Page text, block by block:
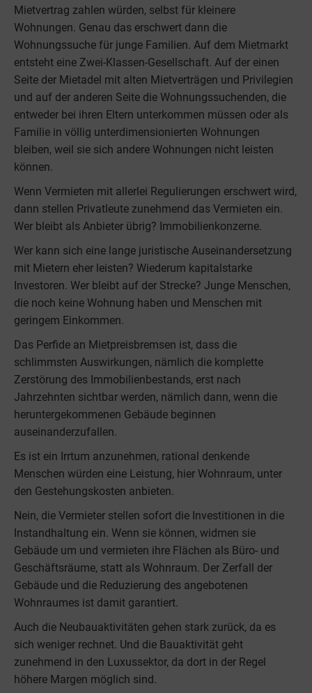
Mietvertrag zahlen würden, selbst für kleinere
Wohnungen. Genau das erschwert dann die
Wohnungssuche für junge Familien. Auf dem Mietmarkt
entsteht eine Zwei-Klassen-Gesellschaft. Auf der einen
Seite der Mietadel mit alten Mietverträgen und Privilegien
und auf der anderen Seite die Wohnungssuchenden, die
entweder bei ihren Eltern unterkommen müssen oder als
Familie in völlig unterdimensionierten Wohnungen
bleiben, weil sie sich andere Wohnungen nicht leisten
können.
Wenn Vermieten mit allerlei Regulierungen erschwert wird,
dann stellen Privatleute zunehmend das Vermieten ein.
Wer bleibt als Anbieter übrig? Immobilienkonzerne.
Wer kann sich eine lange juristische Auseinandersetzung
mit Mietern eher leisten? Wiederum kapitalstarke
Investoren. Wer bleibt auf der Strecke? Junge Menschen,
die noch keine Wohnung haben und Menschen mit
geringem Einkommen.
Das Perfide an Mietpreisbremsen ist, dass die
schlimmsten Auswirkungen, nämlich die komplette
Zerstörung des Immobilienbestands, erst nach
Jahrzehnten sichtbar werden, nämlich dann, wenn die
heruntergekommenen Gebäude beginnen
auseinanderzufallen.
Es ist ein Irrtum anzunehmen, rational denkende
Menschen würden eine Leistung, hier Wohnraum, unter
den Gestehungskosten anbieten.
Nein, die Vermieter stellen sofort die Investitionen in die
Instandhaltung ein. Wenn sie können, widmen sie
Gebäude um und vermieten ihre Flächen als Büro- und
Geschäftsräume, statt als Wohnraum. Der Zerfall der
Gebäude und die Reduzierung des angebotenen
Wohnraumes ist damit garantiert.
Auch die Neubauaktivitäten gehen stark zurück, da es
sich weniger rechnet. Und die Bauaktivität geht
zunehmend in den Luxussektor, da dort in der Regel
höhere Margen möglich sind.